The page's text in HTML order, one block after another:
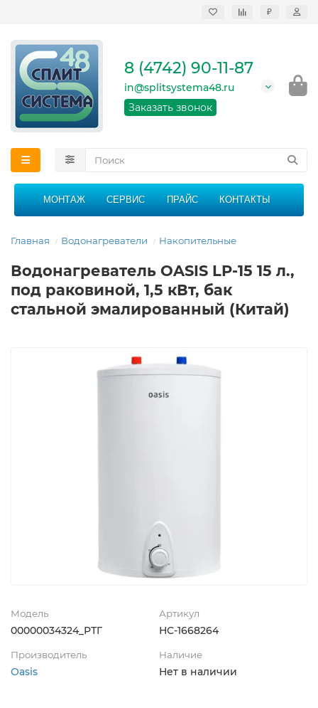
₽
кондиционеров в
области
График работы: 9:00 -
21:00 без перерыва и
8 (4742) 90-11-87
in@splitsystema48.ru
Заказать звонок
МОНТАЖ СЕРВИС ПРАЙС КОНТАКТЫ
Главная Водонагреватели Накопительные
Водонагреватель OASIS LP-15 15 л.,
под раковиной, 1,5 кВт, бак
стальной эмалированный (Китай)
Модель
00000034324_РТГ
Артикул
НС-1668264
Производитель
Oasis
Наличие
Нет в наличии